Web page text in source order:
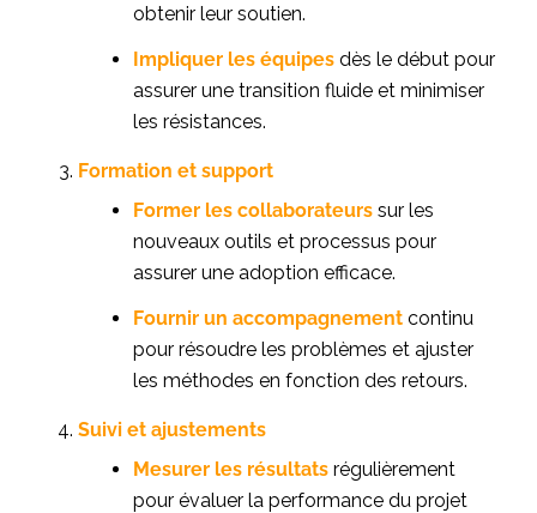
obtenir leur soutien.
Impliquer les équipesdès le début pour
assurer une transition fluide et minimiser
les résistances.
Formation et support
Former les collaborateurssur les
nouveaux outils et processus pour
assurer une adoption efficace.
Fournir un accompagnementcontinu
pour résoudre les problèmes et ajuster
les méthodes en fonction des retours.
Suivi et ajustements
Mesurer les résultatsrégulièrement
pour évaluer la performance du projet